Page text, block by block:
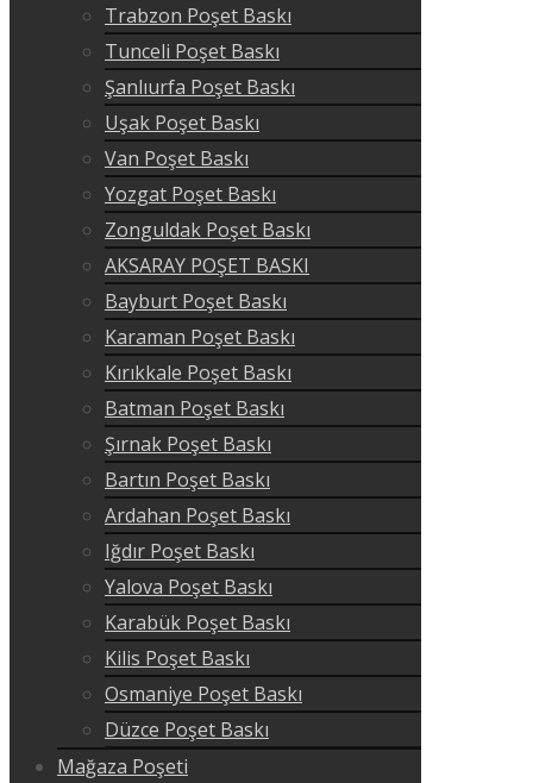
Trabzon Poşet Baskı
Tunceli Poşet Baskı
Şanlıurfa Poşet Baskı
Uşak Poşet Baskı
Van Poşet Baskı
Yozgat Poşet Baskı
Zonguldak Poşet Baskı
AKSARAY POŞET BASKI
Bayburt Poşet Baskı
Karaman Poşet Baskı
Kırıkkale Poşet Baskı
Batman Poşet Baskı
Şırnak Poşet Baskı
Bartın Poşet Baskı
Ardahan Poşet Baskı
Iğdır Poşet Baskı
Yalova Poşet Baskı
Karabük Poşet Baskı
Kilis Poşet Baskı
Osmaniye Poşet Baskı
Düzce Poşet Baskı
Mağaza Poşeti